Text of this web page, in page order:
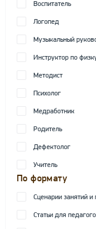
Воспитатель
Логопед
Музыкальный
Инструктор по
Методист
Психолог
Медработник
Родитель
Дефектолог
Учитель
По формату
Сценарии занятий и
Статьи для